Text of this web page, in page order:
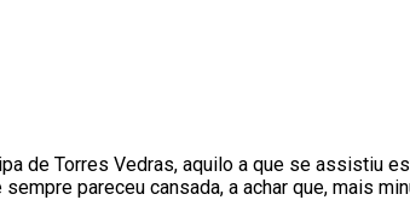
de Torres Vedras, aquilo a que se assistiu
pareceu cansada, a achar que, mais